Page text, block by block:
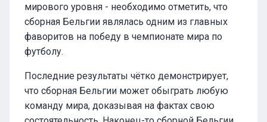
мирового уровня - необходимо отметить, что
сборная Бельгии являлась одним из главных
фаворитов на победу в чемпионате мира по
футболу.
Последние результаты чётко демонстрирует,
что сборная Бельгии может обыграть любую
команду мира, доказывая на фактах свою